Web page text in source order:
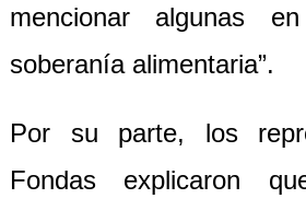
mencionar algunas
soberanía alimentaria”.
Por su parte, los
Fondas explicaron